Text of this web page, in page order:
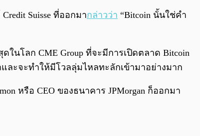
Suisse ที่ออกมากล่าวว่า “Bitcoin นั้นใช่คำ
โลก CME Group ที่จะมีการเปิดตลาด Bitcoin
และจะทำให้มีโวลลุ่มไหลทะลักเข้ามาอย่างมาก
หรือ CEO ของธนาคาร JPMorgan ก็ออกมา